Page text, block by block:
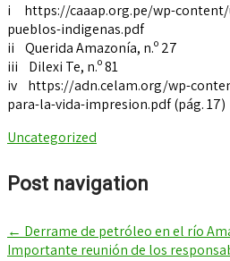
i https://caaap.org.pe/wp-content/
pueblos-indigenas.pdf
ii Querida Amazonía, n.º 27
iii Dilexi Te, n.º 81
iv https://adn.celam.org/wp-
para-la-vida-impresion.pdf (pág. 17)
Uncategorized
Post navigation
← Derrame de petróleo en el río
Importante reunión de los